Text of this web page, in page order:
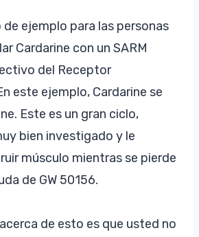
de ejemplo para las personas
Cardarine con un SARM
del Receptor
este ejemplo, Cardarine se
Este es un gran ciclo,
bien investigado y le
músculo mientras se pierde
de GW 50156.
de esto es que usted no